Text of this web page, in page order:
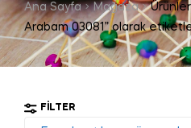
Ana Sayfa Mağaza
Arabam 03081” olarak
FILTER